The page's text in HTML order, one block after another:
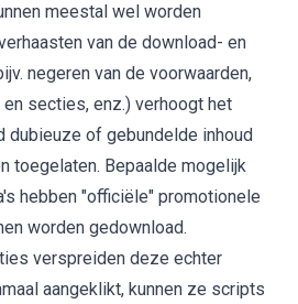
meestal wel worden
van de download- en
negeren van de voorwaarden,
secties, enz.) verhoogt het
dubieuze of gebundelde inhoud
toegelaten. Bepaalde mogelijk
hebben "officiële" promotionele
worden gedownload.
verspreiden deze echter
aangeklikt, kunnen ze scripts